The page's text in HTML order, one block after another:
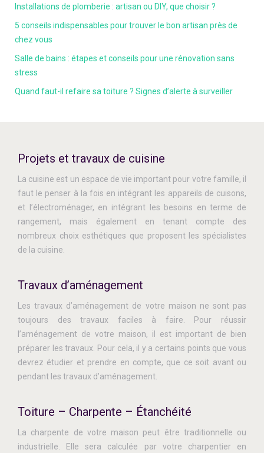
Installations de plomberie : artisan ou DIY, que choisir ?
5 conseils indispensables pour trouver le bon artisan près de
chez vous
Salle de bains : étapes et conseils pour une rénovation sans
stress
Quand faut-il refaire sa toiture ? Signes d’alerte à surveiller
Projets et travaux de cuisine
La cuisine est un espace de vie important pour votre famille, il
faut le penser à la fois en intégrant les appareils de cuisons,
et l’électroménager, en intégrant les besoins en terme de
rangement, mais également en tenant compte des
nombreux choix esthétiques que proposent les spécialistes
de la cuisine.
Travaux d’aménagement
Les travaux d’aménagement de votre maison ne sont pas
toujours des travaux faciles à faire. Pour réussir
l’aménagement de votre maison, il est important de bien
préparer les travaux. Pour cela, il y a certains points que vous
devrez étudier et prendre en compte, que ce soit avant ou
pendant les travaux d’aménagement.
Toiture – Charpente – Étanchéité
La charpente de votre maison peut être traditionnelle ou
industrielle. Elle sera calculée par votre charpentier en